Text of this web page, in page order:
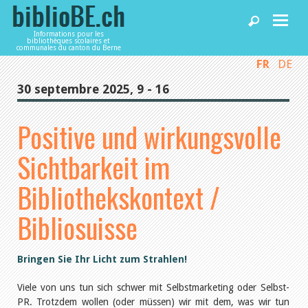
Informations pour les
bibliothèques scolaires et
communales du canton du Berne
Accueil
Articles
Bibliothèques
Agenda
Services
Utiliser biblioBE.ch
FR DE
30 septembre 2025, 9 - 16
Positive und wirkungsvolle
Sichtbarkeit im
Bibliothekskontext /
Bibliosuisse
Bringen Sie Ihr Licht zum Strahlen!
Viele von uns tun sich schwer mit Selbstmarketing oder Selbst-
PR. Trotzdem wollen (oder müssen) wir mit dem, was wir tun